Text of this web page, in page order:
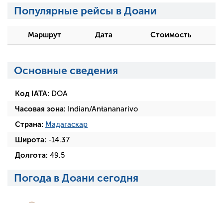
Популярные рейсы в Доани
Маршрут Дата Стоимость
Основные сведения
Код IATA: DOA
Часовая зона: Indian/Antananarivo
Страна: Мадагаскар
Широта: -14.37
Долгота: 49.5
Погода в Доани сегодня